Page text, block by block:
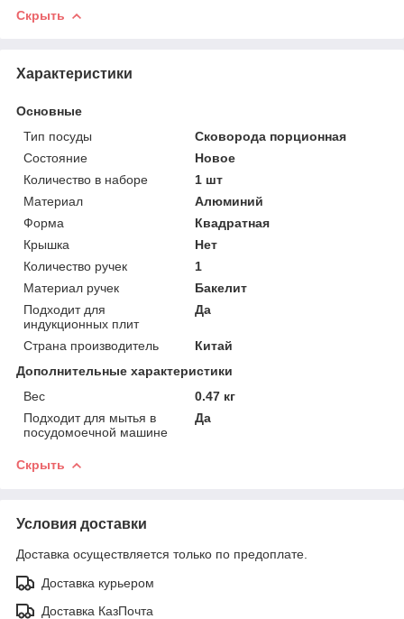
Скрыть
Характеристики
Основные
Тип посуды
Сковорода порционная
Состояние
Новое
Количество в наборе
1 шт
Материал
Алюминий
Форма
Квадратная
Крышка
Нет
Количество ручек
1
Материал ручек
Бакелит
Подходит для
индукционных плит
Да
Страна производитель
Китай
Дополнительные характеристики
Вес
0.47 кг
Подходит для мытья в
посудомоечной машине
Да
Скрыть
Условия доставки
Доставка осуществляется только по предоплате.
Доставка курьером
Доставка КазПочта